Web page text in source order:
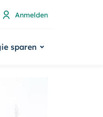
Anmelden
sparen